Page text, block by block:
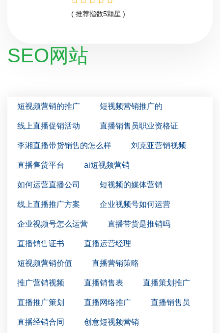
( 推荐指数5颗星 )
SEO网站
短视频营销的推广 短视频营销推广的
线上直播促销活动 直播销售员职业资格证
李湘直播带货销售的怎么样 刘克亚营销视频
直播售货平台 ai短视频营销
如何运营直播公司 短视频的媒体营销
线上直播推广方案 企业视频号如何运营
企业视频号怎么运营 直播带货是推销吗
直播销售证书 直播运营经理
短视频营销价值 直播营销策略
推广营销视频 直播销售表 直播策划推广
直播推广策划 直播网络推广 直播销售员
直播经销合同 创意短视频营销